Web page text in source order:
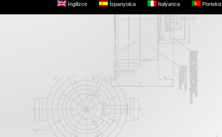
İngilizce İspanyolca İtalyanca